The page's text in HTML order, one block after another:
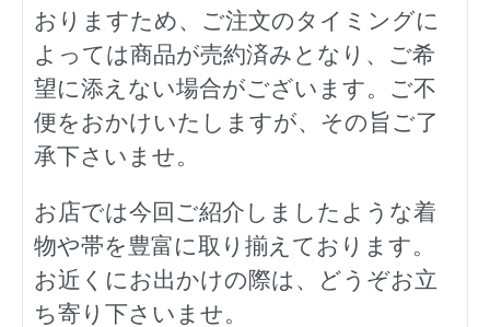
おりますため、ご注文のタイミングに
よっては商品が売約済みとなり、ご希
望に添えない場合がございます。ご不
便をおかけいたしますが、その旨ご了
承下さいませ。
お店では今回ご紹介しましたような着
物や帯を豊富に取り揃えております。
お近くにお出かけの際は、どうぞお立
ち寄り下さいませ。